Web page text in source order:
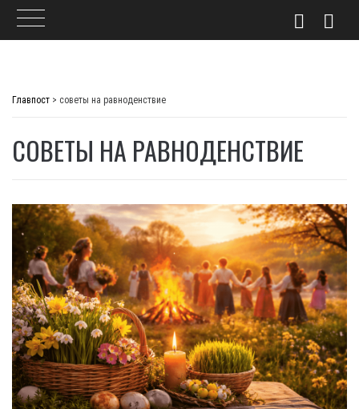
Главпост > советы на равноденствие
СОВЕТЫ НА РАВНОДЕНСТВИЕ